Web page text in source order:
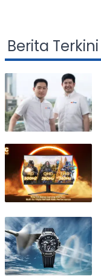
Berita Terkini